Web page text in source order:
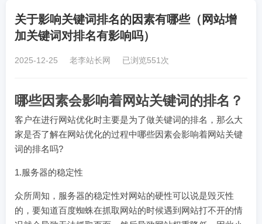
关于影响关键词排名的因素有哪些（网站增
加关键词对排名有影响吗）
2025-12-25 老李站长网 已浏览551次
哪些因素会影响着网站关键词的排名？
客户在进行网站优化时主要是为了做关键词的排名，那么大
家是否了解在网站优化的过程中哪些因素会影响着网站关键
词的排名吗?
1.服务器的稳定性
众所周知，服务器的稳定性对网站的硬性可以说是毁灭性
的，要知道百度蜘蛛在抓取网站的时候遇到网站打不开的情